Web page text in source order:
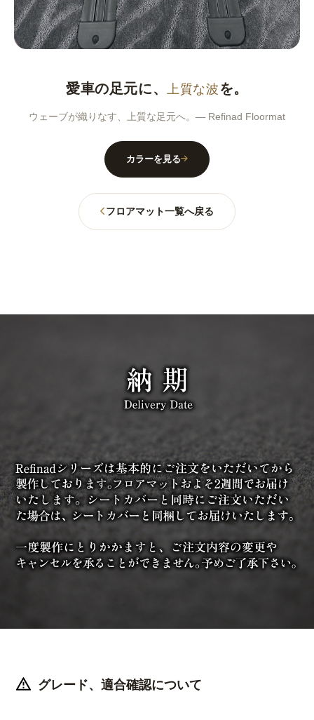
愛車の足元に、 上質な波を。
ウェーブが織りなす、上質な足元へ。― Refinad Floormat
カラーを見る
フロアマット一覧へ戻る
グレード、適合確認について